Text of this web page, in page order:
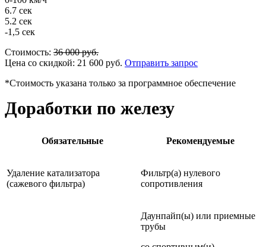
6.7 сек
5.2 сек
-1,5 сек
Стоимость: 36 000руб.
Цена со скидкой: 21 600 руб. Отправить запрос
*Стоимость указана только за программное обеспечение
Доработки по железу
Обязательные Рекомендуемые
Удаление катализатора
(сажевого фильтра)
Фильтр(а) нулевого
сопротивления
Даунпайп(ы) или приемные
трубы